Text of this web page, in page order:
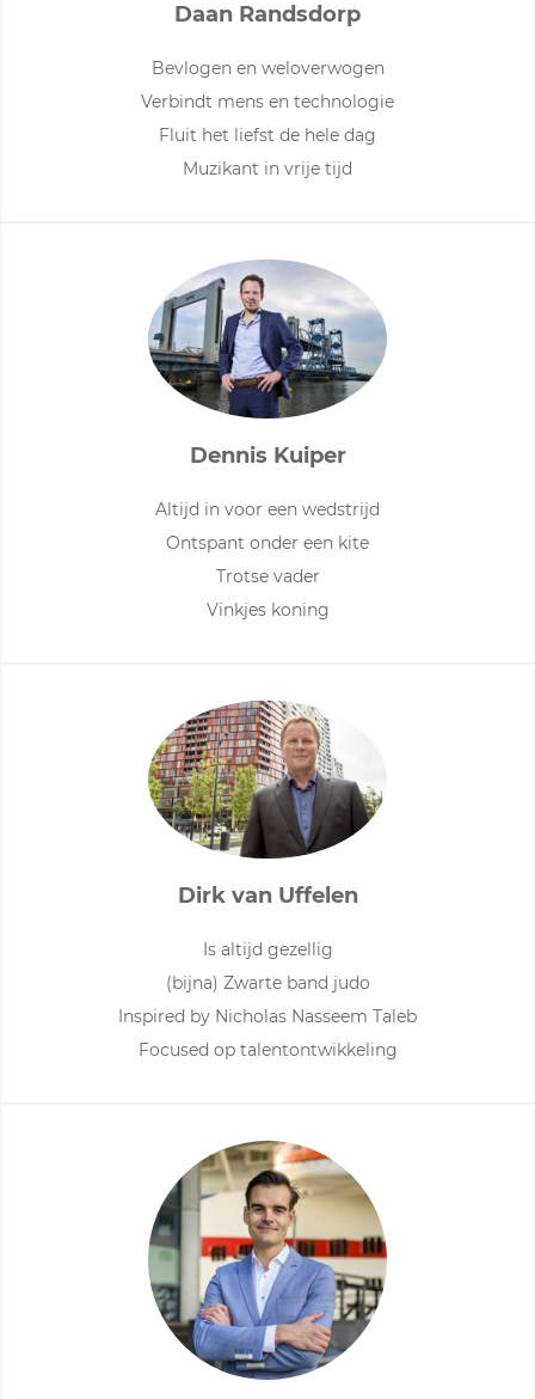
Daan Randsdorp
Bevlogen en weloverwogen
Verbindt mens en technologie
Fluit het liefst de hele dag
Muzikant in vrije tijd
Dennis Kuiper
Altijd in voor een wedstrijd
Ontspant onder een kite
Trotse vader
Vinkjes koning
Dirk van Uffelen
Is altijd gezellig
(bijna) Zwarte band judo
Inspired by Nicholas Nasseem Taleb
Focused op talentontwikkeling